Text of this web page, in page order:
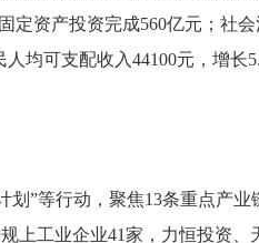
固定资产投资完成560亿元 ；社
人均可支配收入44100元，增长
划”等行动，聚焦13条重点产业
上工业企业41家，力恒投资、